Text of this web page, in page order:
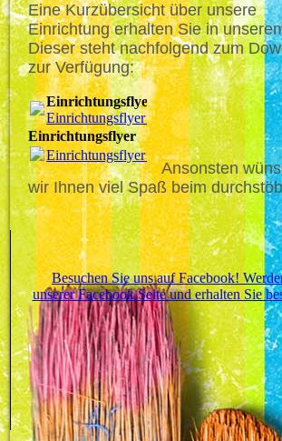
Eine Kurzübersicht über unsere
Einrichtung erhalten Sie in
Dieser steht nachfolgend zum
zur Verfügung:
Einrichtungsflyer
Einrichtungsflyer_3.pdf(439.77KB)
Einrichtungsflyer
Einrichtungsflyer_3.pdf(439.77KB)
Ansonsten
wir Ihnen viel Spaß beim
Besuchen Sie uns auf Facebook!
unserer Facebook Seite und erhalten Sie